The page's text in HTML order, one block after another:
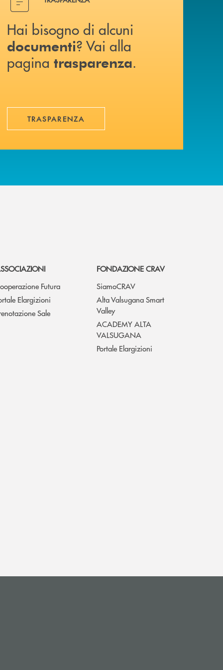
Hai bisogno di alcuni
documenti? Vai alla
pagina trasparenza.
TRASPARENZA
Futura
Elargizioni
Sale
FONDAZIONE CRAV
SiamoCRAV
Alta Valsugana Smart
Valley
ACADEMY ALTA
VALSUGANA
Portale Elargizioni